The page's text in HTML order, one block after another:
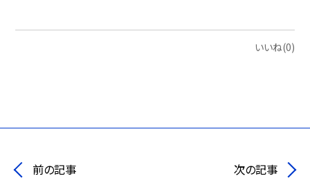
いいね(0)
前の記事 次の記事